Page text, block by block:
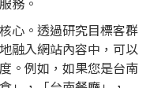
心。透過研究目標客群
融入網站內容中，可以
。例如，如果您是台南